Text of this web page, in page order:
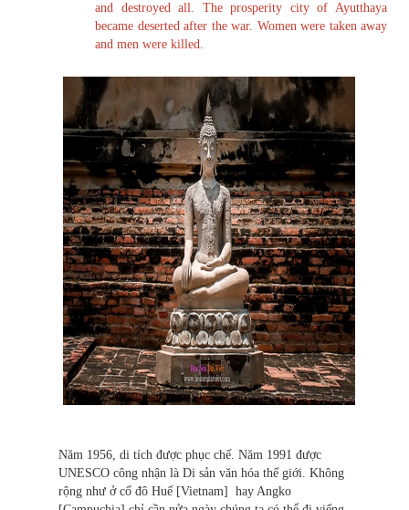
and destroyed all. The prosperity city of Ayutthaya
became deserted after the war. Women were taken away
and men were killed.
Năm 1956, di tích được phục chế. Năm 1991 được
UNESCO công nhận là Di sản văn hóa thế giới. Không
rộng như ở cố đô Huế [Vietnam] hay Angko